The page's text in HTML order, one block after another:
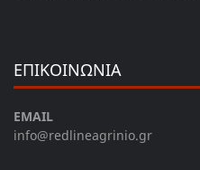
ΕΠΙΚΟΙΝΩΝΙΑ
EMAIL
info@redlineagrinio.gr